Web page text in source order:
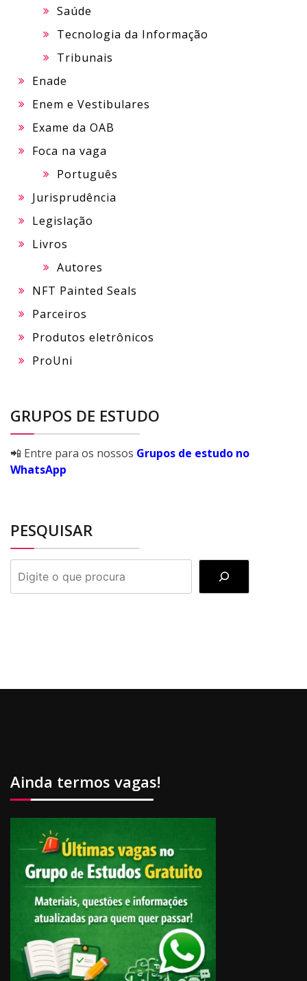
Saúde
Tecnologia da Informação
Tribunais
Enade
Enem e Vestibulares
Exame da OAB
Foca na vaga
Português
Jurisprudência
Legislação
Livros
Autores
NFT Painted Seals
Parceiros
Produtos eletrônicos
ProUni
GRUPOS DE ESTUDO
📲 Entre para os nossos Grupos de estudo no
WhatsApp
PESQUISAR
PESQUISAR
Ainda termos vagas!